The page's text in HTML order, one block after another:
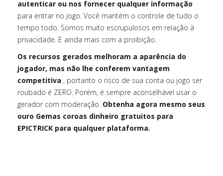
autenticar ou nos fornecer qualquer informação
para entrar no jogo. Você mantém o controle de tudo o
tempo todo. Somos muito escrupulosos em relação à
privacidade. E ainda mais com a proibição.
Os recursos gerados melhoram a aparência do
jogador, mas não lhe conferem vantagem
competitiva , portanto o risco de sua conta ou jogo ser
roubado é ZERO. Porém, é sempre aconselhável usar o
gerador com moderação. Obtenha agora mesmo seus
ouro Gemas coroas dinheiro gratuitos para
EPICTRICK para qualquer plataforma.